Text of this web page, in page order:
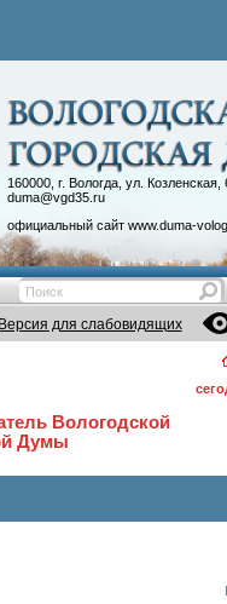
160000, г. Вологда, ул. Козленская,
duma@vgd35.ru
официальный сайт www.duma-
Контакты
Депутатские объединения
Версия для слабовидящих
Вологодской
Думы